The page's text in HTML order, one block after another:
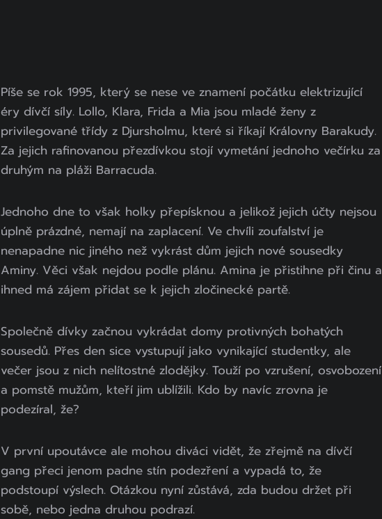
Píše se rok 1995, který se nese ve znamení počátku elektrizující
éry dívčí síly. Lollo, Klara, Frida a Mia jsou mladé ženy z
privilegované třídy z Djursholmu, které si říkají Královny Barakudy.
Za jejich rafinovanou přezdívkou stojí vymetání jednoho večírku za
druhým na pláži Barracuda.
Jednoho dne to však holky přepísknou a jelikož jejich účty nejsou
úplně prázdné, nemají na zaplacení. Ve chvíli zoufalství je
nenapadne nic jiného než vykrást dům jejich nové sousedky
Aminy. Věci však nejdou podle plánu. Amina je přistihne při činu a
ihned má zájem přidat se k jejich zločinecké partě.
Společně dívky začnou vykrádat domy protivných bohatých
sousedů. Přes den sice vystupují jako vynikající studentky, ale
večer jsou z nich nelítostné zlodějky. Touží po vzrušení, osvobození
a pomstě mužům, kteří jim ublížili. Kdo by navíc zrovna je
podezíral, že?
V první upoutávce ale mohou diváci vidět, že zřejmě na dívčí
gang přeci jenom padne stín podezření a vypadá to, že
podstoupí výslech. Otázkou nyní zůstává, zda budou držet při
sobě, nebo jedna druhou podrazí.